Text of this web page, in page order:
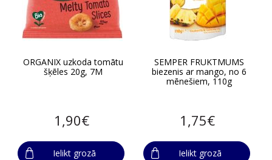
ORGANIX uzkoda tomātu
šķēles 20g, 7M
1,90€
Ielikt grozā
SEMPER FRUKTMUMS
biezenis ar mango, no 6
mēnešiem, 110g
1,75€
Ielikt grozā